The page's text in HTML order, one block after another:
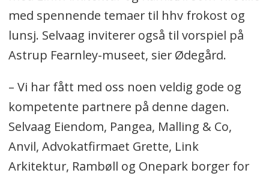
med spennende temaer til hhv frokost og
lunsj. Selvaag inviterer også til vorspiel på
Astrup Fearnley-museet, sier Ødegård.
– Vi har fått med oss noen veldig gode og
kompetente partnere på denne dagen.
Selvaag Eiendom, Pangea, Malling & Co,
Anvil, Advokatfirmaet Grette, Link
Arkitektur, Rambøll og Onepark borger for